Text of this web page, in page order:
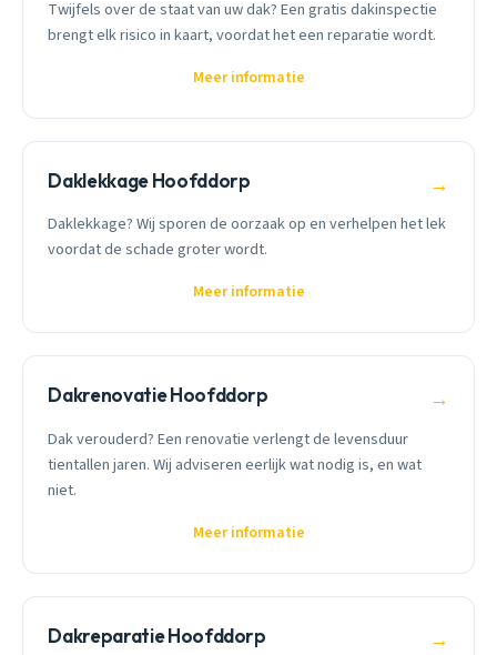
Twijfels over de staat van uw dak? Een gratis dakinspectie
brengt elk risico in kaart, voordat het een reparatie wordt.
Meer informatie
Daklekkage Hoofddorp →
Daklekkage? Wij sporen de oorzaak op en verhelpen het lek
voordat de schade groter wordt.
Meer informatie
Dakrenovatie Hoofddorp →
Dak verouderd? Een renovatie verlengt de levensduur
tientallen jaren. Wij adviseren eerlijk wat nodig is, en wat
niet.
Meer informatie
Dakreparatie Hoofddorp →